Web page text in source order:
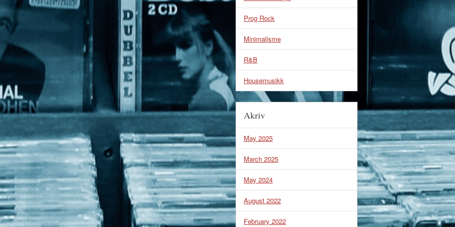
Prog Rock
Minimalisme
R&B
Housemusikk
Akriv
May 2025
March 2025
May 2024
August 2022
February 2022